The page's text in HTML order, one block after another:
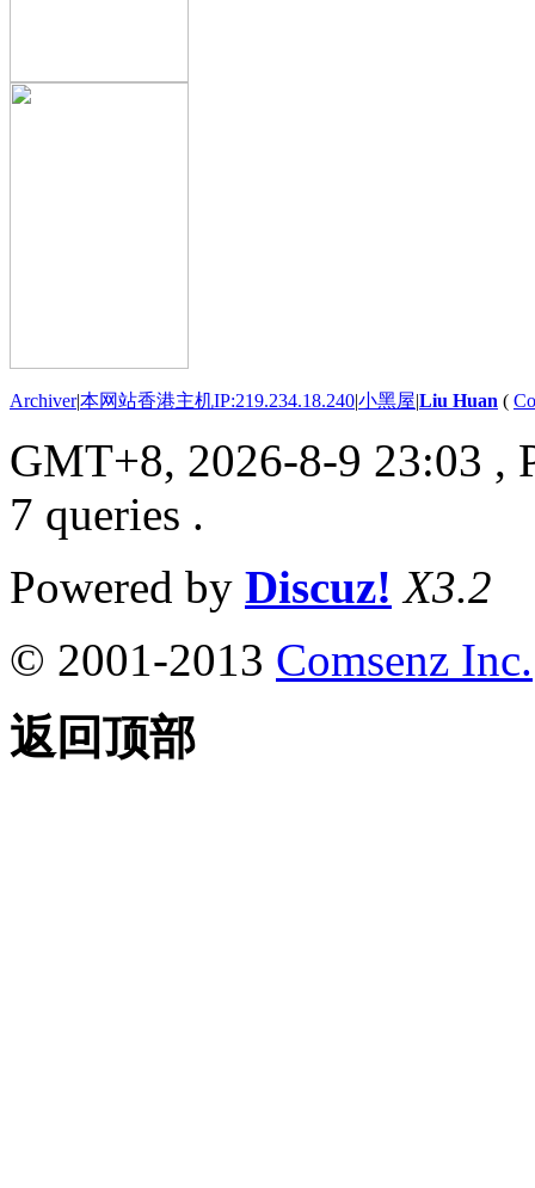
Archiver|本网站香港主机IP:219.234.18.240|小黑屋|Liu Huan (
GMT+8, 2026-8-9 23:03 ,
7 queries .
Powered by Discuz! X3.2
© 2001-2013 Comsenz Inc.
返回顶部